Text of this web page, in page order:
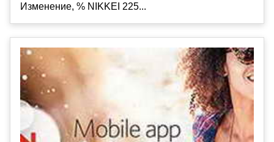
Изменение, % NIKKEI 225...